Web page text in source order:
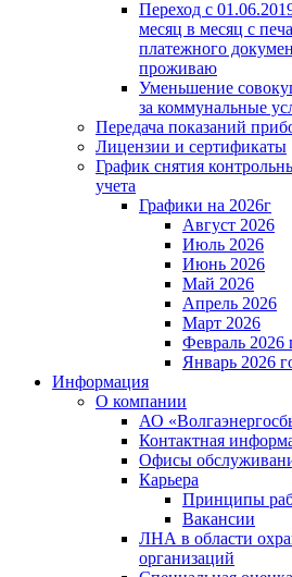
Переход с
месяц в месяц с
платежного
проживаю
Уменьшение
за коммунальные
Передача показаний
Лицензии и сертификаты
График снятия
учета
Графики на 2026г
Август 2026
Июль 2026
Июнь 2026
Май 2026
Апрель 2026
Март 2026
Февраль 2026
Январь 2026
Информация
О компании
АО
Контактная
Офисы
Карьера
Принципы
Вакансии
ЛНА в области
организаций